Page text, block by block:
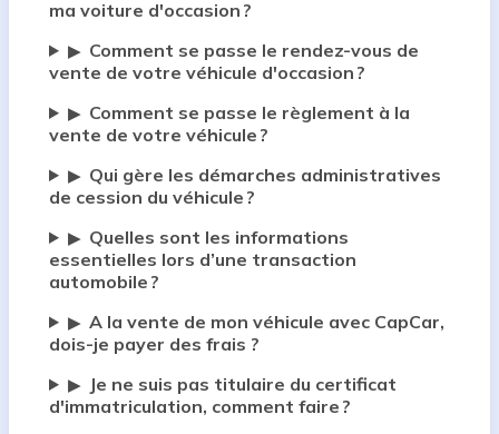
ma voiture d'occasion ?
▶ Comment se passe le rendez-vous de
vente de votre véhicule d'occasion ?
▶ Comment se passe le règlement à la
vente de votre véhicule ?
▶ Qui gère les démarches administratives
de cession du véhicule ?
▶ Quelles sont les informations
essentielles lors d’une transaction
automobile ?
▶ A la vente de mon véhicule avec CapCar,
dois-je payer des frais ?
▶
Je ne suis pas titulaire du certificat
d'immatriculation, comment faire ?